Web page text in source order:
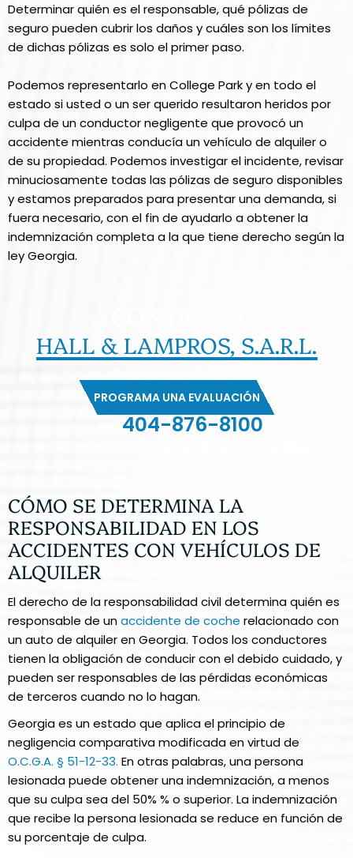
Determinar quién es el responsable, qué pólizas de
seguro pueden cubrir los daños y cuáles son los límites
de dichas pólizas es solo el primer paso.
Podemos representarlo en College Park y en todo el
estado si usted o un ser querido resultaron heridos por
culpa de un conductor negligente que provocó un
accidente mientras conducía un vehículo de alquiler o
de su propiedad. Podemos investigar el incidente, revisar
minuciosamente todas las pólizas de seguro disponibles
y estamos preparados para presentar una demanda, si
fuera necesario, con el fin de ayudarlo a obtener la
indemnización completa a la que tiene derecho según la
ley Georgia.
HALL & LAMPROS, S.A.R.L.
PROGRAMA UNA EVALUACIÓN
404-876-8100
CÓMO SE DETERMINA LA
RESPONSABILIDAD EN LOS
ACCIDENTES CON VEHÍCULOS DE
ALQUILER
El derecho de la responsabilidad civil determina quién es
responsable de unaccidente de coche relacionado con
un auto de alquiler en Georgia. Todos los conductores
tienen la obligación de conducir con el debido cuidado, y
pueden ser responsables de las pérdidas económicas
de terceros cuando no lo hagan.
Georgia es un estado que aplica el principio de
negligencia comparativa modificada en virtud de
O.C.G.A. § 51-12-33. En otras palabras, una persona
lesionada puede obtener una indemnización, a menos
que su culpa sea del 50% % o superior. La indemnización
que recibe la persona lesionada se reduce en función de
su porcentaje de culpa.